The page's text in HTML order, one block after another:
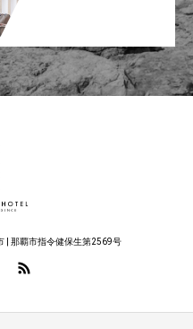
| 那覇市指令健保生第2569号